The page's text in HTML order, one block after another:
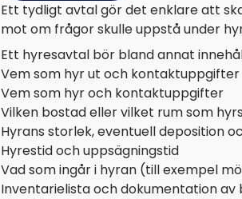
Ett tydligt avtal gör det enklare att
mot om frågor skulle uppstå under
Ett hyresavtal bör bland annat
Vem som hyr ut och kontaktuppgifter
Vem som hyr och kontaktuppgifter
Vilken bostad eller vilket rum som
Hyrans storlek, eventuell deposition
Hyrestid och uppsägningstid
Vad som ingår i hyran (till exempel
Inventarielista och dokumentation av